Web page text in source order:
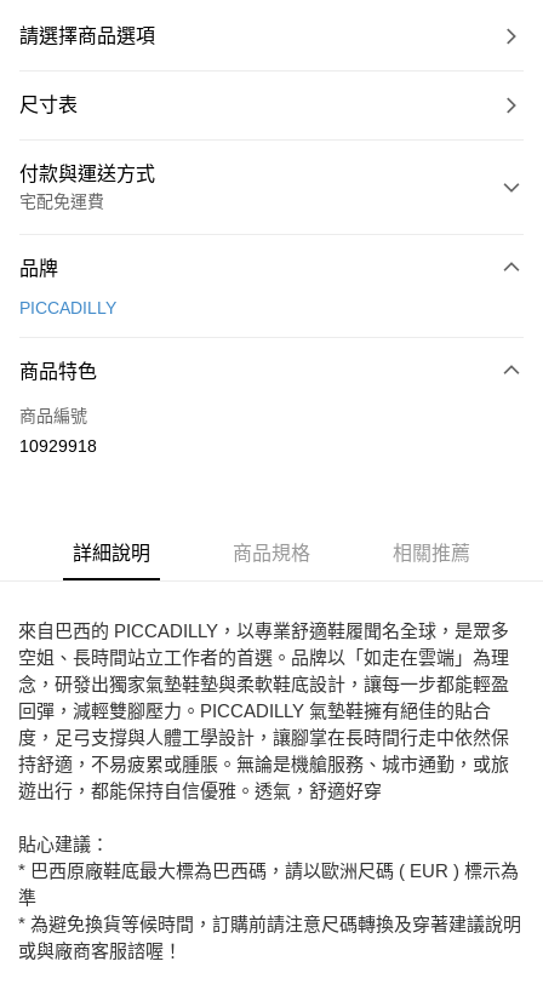
請選擇商品選項
尺寸表
付款與運送方式
宅配免運費
信用卡一次付款
街口支付
悠遊付
品牌
PICCADILLY
商品特色
商品編號
10929918
詳細說明 商品規格 相關推薦
來自巴西的 PICCADILLY，以專業舒適鞋履聞名全球，是眾多
空姐、長時間站立工作者的首選。品牌以「如走在雲端」為理
念，研發出獨家氣墊鞋墊與柔軟鞋底設計，讓每一步都能輕盈
回彈，減輕雙腳壓力。PICCADILLY 氣墊鞋擁有絕佳的貼合
度，足弓支撐與人體工學設計，讓腳掌在長時間行走中依然保
持舒適，不易疲累或腫脹。無論是機艙服務、城市通勤，或旅
遊出行，都能保持自信優雅。透氣，舒適好穿
貼心建議：
* 巴西原廠鞋底最大標為巴西碼，請以歐洲尺碼 ( EUR ) 標示為
準
* 為避免換貨等候時間，訂購前請注意尺碼轉換及穿著建議說明
或與廠商客服諮喔！